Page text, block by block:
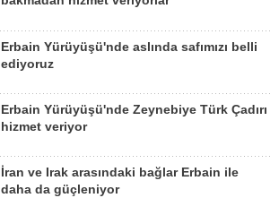
Erbain Yürüyüşü'nde aslında safımızı belli
ediyoruz
Erbain Yürüyüşü'nde Zeynebiye Türk Çadırı
hizmet veriyor
İran ve Irak arasındaki bağlar Erbain ile
daha da güçleniyor